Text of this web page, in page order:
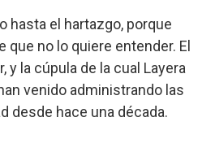
hasta el hartazgo, porque
que no lo quiere entender. El
y la cúpula de la cual Layera
venido administrando las
desde hace una década.